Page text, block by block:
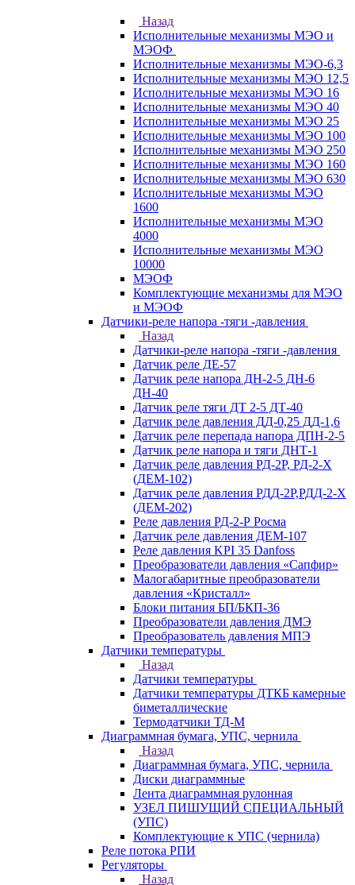
Назад
Исполнительные механизмы МЭО и
МЭОФ
Исполнительные механизмы МЭО-6,3
Исполнительные механизмы МЭО 12,5
Исполнительные механизмы МЭО 16
Исполнительные механизмы МЭО 40
Исполнительные механизмы МЭО 25
Исполнительные механизмы МЭО 100
Исполнительные механизмы МЭО 250
Исполнительные механизмы МЭО 160
Исполнительные механизмы МЭО 630
Исполнительные механизмы МЭО
1600
Исполнительные механизмы МЭО
4000
Исполнительные механизмы МЭО
10000
МЭОФ
Комплектующие механизмы для МЭО
и МЭОФ
Датчики-реле напора -тяги -давления
Назад
Датчики-реле напора -тяги -давления
Датчик реле ДЕ-57
Датчик реле напора ДН-2-5 ДН-6
ДН-40
Датчик реле тяги ДТ 2-5 ДТ-40
Датчик реле давления ДД-0,25 ДД-1,6
Датчик реле перепада напора ДПН-2-5
Датчик реле напора и тяги ДНТ-1
Датчик реле давления РД-2Р, РД-2-Х
(ДЕМ-102)
Датчик реле давления РДД-2Р,РДД-2-Х
(ДЕМ-202)
Реле давления РД-2-Р Росма
Датчик реле давления ДЕМ-107
Реле давления KPI 35 Danfoss
Преобразователи давления «Сапфир»
Малогабаритные преобразователи
давления «Кристалл»
Блоки питания БП/БКП-36
Преобразователи давления ДМЭ
Преобразователь давления МПЭ
Датчики температуры
Назад
Датчики температуры
Датчики температуры ДТКБ камерные
биметаллические
Термодатчики ТД-М
Диаграммная бумага, УПС, чернила
Назад
Диаграммная бумага, УПС, чернила
Диски диаграммные
Лента диаграммная рулонная
УЗЕЛ ПИШУЩИЙ СПЕЦИАЛЬНЫЙ
(УПС)
Комплектующие к УПС (чернила)
Реле потока РПИ
Регуляторы
Назад